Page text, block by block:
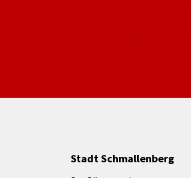
Stadt Schmallenberg